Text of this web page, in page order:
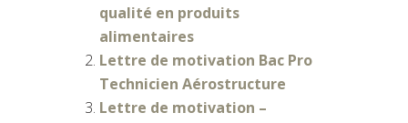
qualité en produits
alimentaires
Lettre de motivation Bac Pro
Technicien Aérostructure
Lettre de motivation –